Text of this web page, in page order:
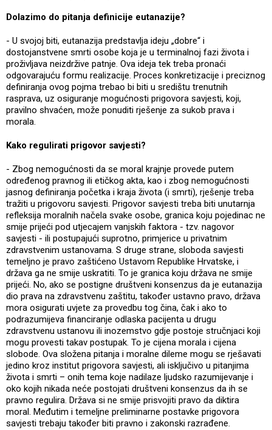
Dolazimo do pitanja definicije eutanazije?
- U svojoj biti, eutanazija predstavlja ideju „dobre“ i
dostojanstvene smrti osobe koja je u terminalnoj fazi života i
proživljava neizdržive patnje. Ova ideja tek treba pronaći
odgovarajuću formu realizacije. Proces konkretizacije i preciznog
definiranja ovog pojma trebao bi biti u središtu trenutnih
rasprava, uz osiguranje mogućnosti prigovora savjesti, koji,
pravilno shvaćen, može ponuditi rješenje za sukob prava i
morala.
Kako regulirati prigovor savjesti?
- Zbog nemogućnosti da se moral krajnje provede putem
određenog pravnog ili etičkog akta, kao i zbog nemogućnosti
jasnog definiranja početka i kraja života (i smrti), rješenje treba
tražiti u prigovoru savjesti. Prigovor savjesti treba biti unutarnja
refleksija moralnih načela svake osobe, granica koju pojedinac ne
smije prijeći pod utjecajem vanjskih faktora - tzv. nagovor
savjesti - ili postupajući suprotno, primjerice u privatnim
zdravstvenim ustanovama. S druge strane, sloboda savjesti
temeljno je pravo zaštićeno Ustavom Republike Hrvatske, i
država ga ne smije uskratiti. To je granica koju država ne smije
prijeći. No, ako se postigne društveni konsenzus da je eutanazija
dio prava na zdravstvenu zaštitu, također ustavno pravo, država
mora osigurati uvjete za provedbu tog čina, čak i ako to
podrazumijeva financiranje odlaska pacijenta u drugu
zdravstvenu ustanovu ili inozemstvo gdje postoje stručnjaci koji
mogu provesti takav postupak. To je cijena morala i cijena
slobode. Ova složena pitanja i moralne dileme mogu se rješavati
jedino kroz institut prigovora savjesti, ali isključivo u pitanjima
života i smrti – onih tema koje nadilaze ljudsko razumijevanje i
oko kojih nikada neće postojati društveni konsenzus da ih se
pravno regulira. Država si ne smije prisvojiti pravo da diktira
moral. Međutim i temeljne preliminarne postavke prigovora
savjesti trebaju također biti pravno i zakonski razrađene.